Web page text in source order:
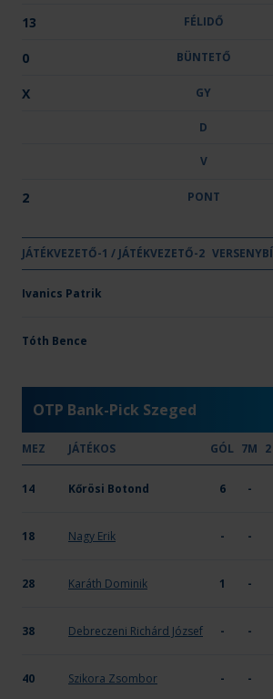
13 FÉLIDŐ
0 BÜNTETŐ
X GY
D
V
2 PONT
Csapat neve
VÉGEREDMÉNY
OTP Bank-PICK Szeged
Agrofeed UNI Győr
JÁTÉKVEZETŐ-1 / JÁTÉKVEZETŐ-2
Ivanics Patrik
Tóth Bence
OTP Bank-Pick Szeged
MEZ JÁTÉKOS GÓL 7M
14 Kőrösi Botond 6 -
18 Nagy Erik - -
28 Karáth Dominik 1 -
38 Debreczeni Richárd József - -
40 Szikora Zsombor - -